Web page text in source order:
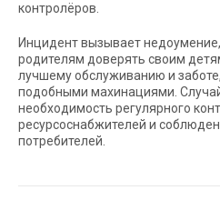
контролёров.
Инцидент вызывает
родителям доверять своим
лучшему обслуживанию и
подобными махинациями.
необходимость регулярного
ресурсоснабжителей и
потребителей.